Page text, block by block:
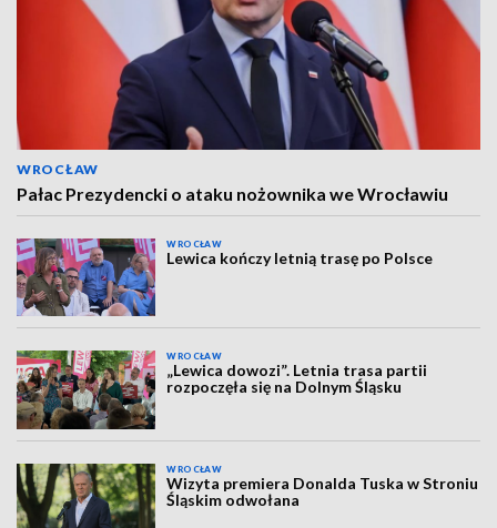
WROCŁAW
Pałac Prezydencki o ataku nożownika we Wrocławiu
WROCŁAW
Lewica kończy letnią trasę po Polsce
WROCŁAW
„Lewica dowozi”. Letnia trasa partii
rozpoczęła się na Dolnym Śląsku
WROCŁAW
Wizyta premiera Donalda Tuska w Stroniu
Śląskim odwołana